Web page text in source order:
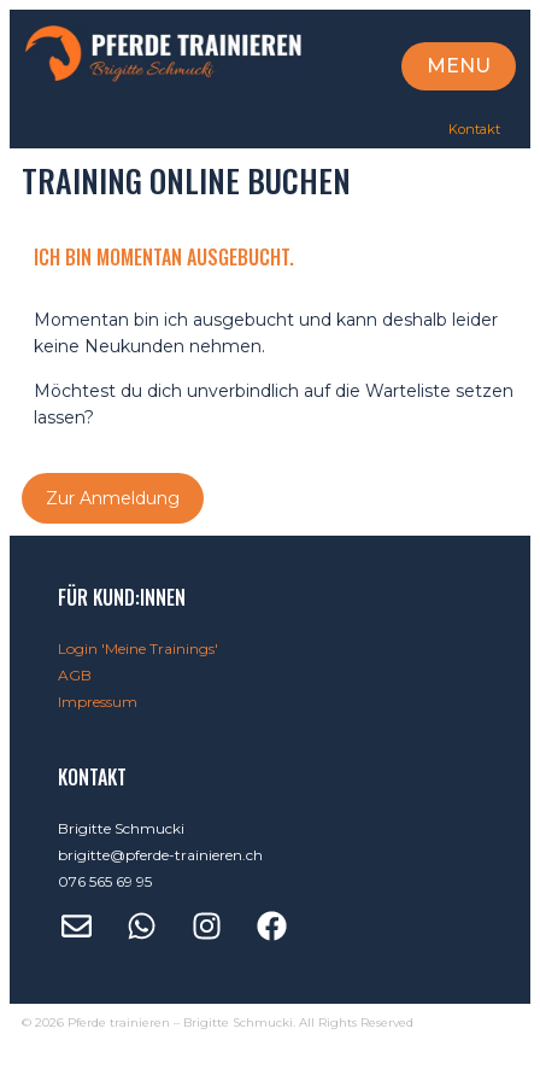
Kontakt
MENU
TRAINING ONLINE BUCHEN
ICH BIN MOMENTAN AUSGEBUCHT.
Momentan bin ich ausgebucht und kann deshalb leider
keine Neukunden nehmen.
Möchtest du dich unverbindlich auf die Warteliste setzen
lassen?
Zur Anmeldung
FÜR KUND:INNEN
Login 'Meine Trainings'
AGB
Impressum
KONTAKT
Brigitte Schmucki
brigitte@pferde-trainieren.ch
076 565 69 95
© 2026 Pferde trainieren – Brigitte Schmucki. All Rights Reserved